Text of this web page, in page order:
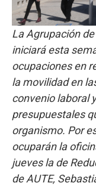
La Agrupación
iniciará esta
ocupaciones en
la movilidad en
convenio laboral
presupuestales
organismo. Por
ocuparán la
jueves la de
de AUTE,